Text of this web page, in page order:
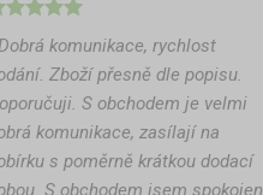
komunikace, rychlost
Zboží přesně dle popisu.
S obchodem je velmi
komunikace, zasílají na
s poměrně krátkou dodací
S obchodem jsem spokojen